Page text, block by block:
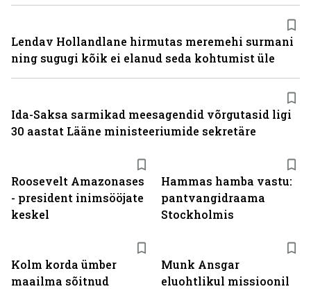
Roosevelt Amazonases
- president inimsööjate
keskel
Hammas hamba vastu:
pantvangi­draama
Stockholmis
Kolm korda ümber
maailma sõitnud
Munk Ansgar
eluohtlikul missioonil
Lendav Hollandlane hirmutas meremehi surmani
ning sugugi kõik ei elanud seda kohtumist üle
Ida-Saksa sarmikad meesagendid võrgutasid ligi
30 aastat Lääne ministeeriumide sekretäre